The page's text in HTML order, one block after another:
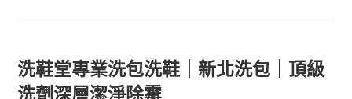
洗鞋堂專業洗包洗鞋｜新北洗包｜頂級
洗劑深層潔淨除霉